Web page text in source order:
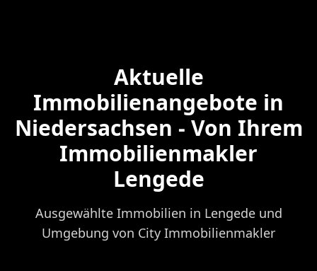
Aktuelle
Immobilienangebote in
Niedersachsen - Von Ihrem
Immobilienmakler
Lengede
Ausgewählte Immobilien in Lengede und
Umgebung von City Immobilienmakler